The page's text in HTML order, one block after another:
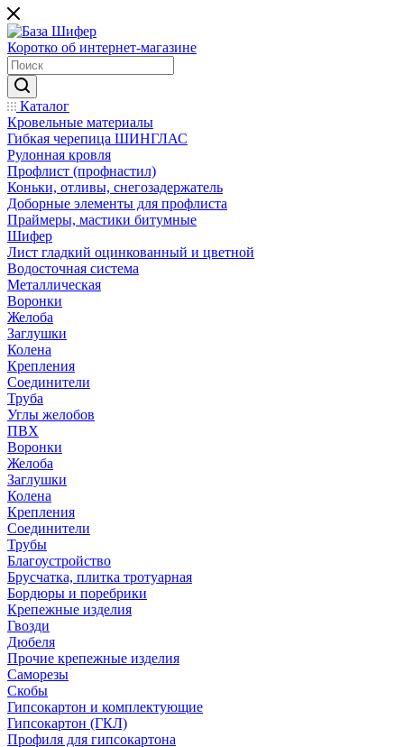
Коротко об интернет-магазине
Каталог
Кровельные материалы
Гибкая черепица ШИНГЛАС
Рулонная кровля
Профлист (профнастил)
Коньки, отливы, снегозадержатель
Доборные элементы для профлиста
Праймеры, мастики битумные
Шифер
Лист гладкий оцинкованный и цветной
Водосточная система
Металлическая
Воронки
Желоба
Заглушки
Колена
Крепления
Соединители
Труба
Углы желобов
ПВХ
Воронки
Желоба
Заглушки
Колена
Крепления
Соединители
Трубы
Благоустройство
Брусчатка, плитка тротуарная
Бордюры и поребрики
Крепежные изделия
Гвозди
Дюбеля
Прочие крепежные изделия
Саморезы
Скобы
Гипсокартон и комплектующие
Гипсокартон (ГКЛ)
Профиля для гипсокартона